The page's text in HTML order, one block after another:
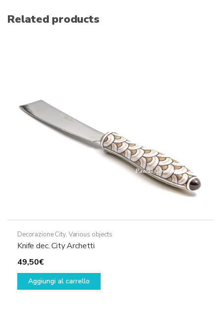
Related products
Decorazione City, Various objects
Knife dec. City Archetti
49,50€
Aggiungi al carrello